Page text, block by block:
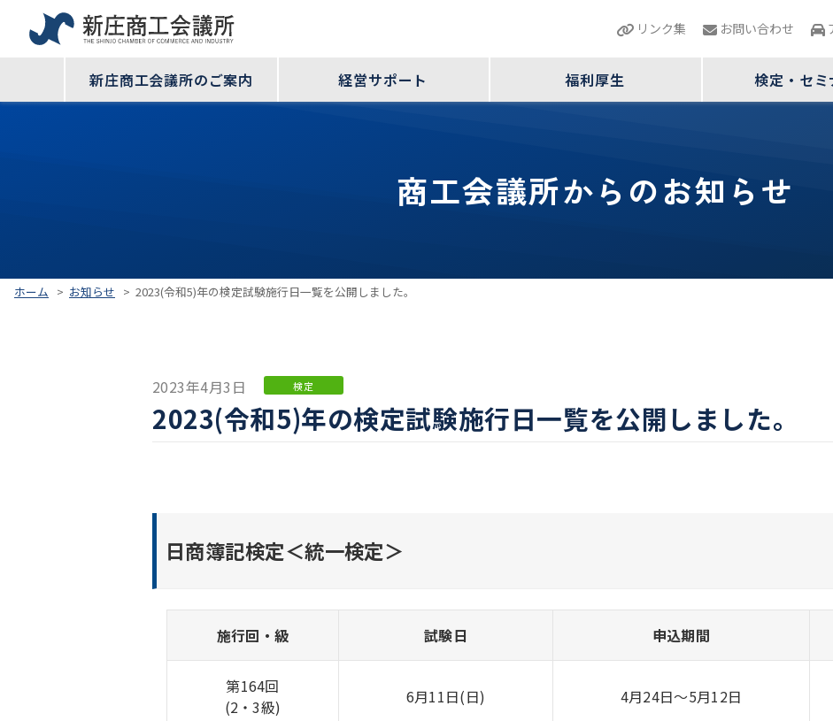
リンク集 お問い合わせ
新庄商工会議所のご案内 経営サポート 福利厚生 検定・セミ
商工会議所からのお知らせ
ホーム > お知らせ > 2023(令和5)年の検定試験施行日一覧を公開しました。
2023年4月3日 検定
2023(令和5)年の検定試験施行日一覧を公開しました。
日商簿記検定＜統一検定＞
施行回・級 試験日 申込期間
第164回
(2・3級)
6月11日(日) 4月24日〜5月12日